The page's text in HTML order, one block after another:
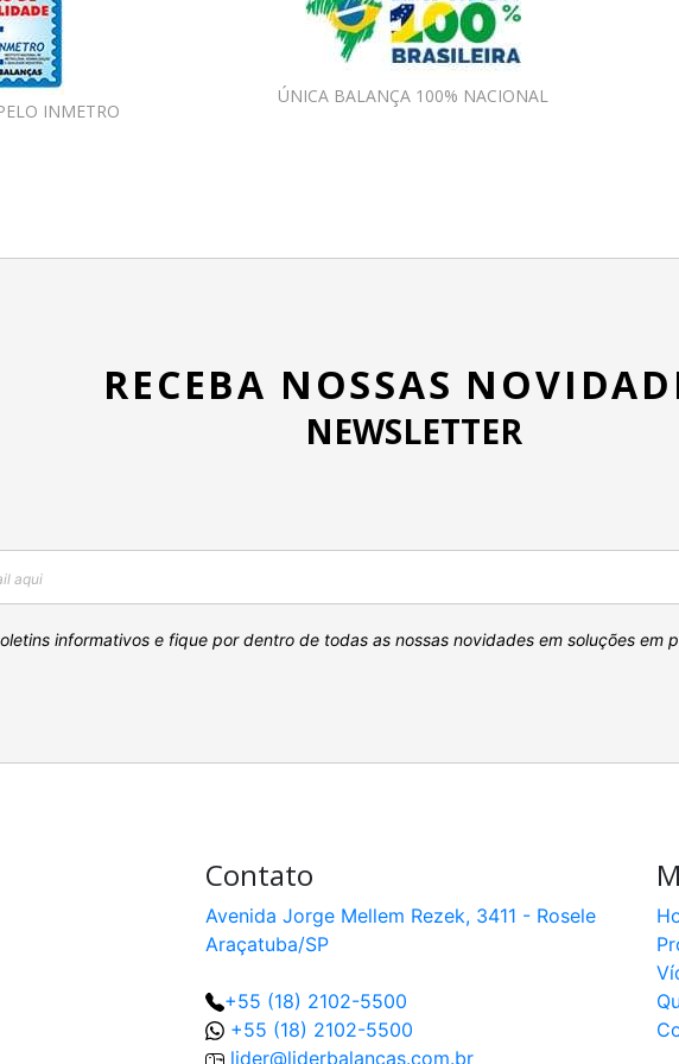
INMETRO
ÚNICA BALANÇA 100% NACIONAL
RECEBA NOSSAS
NEWSLETTER
informativos e fique por dentro de todas as nossas novidades em soluções em
Contato
Avenida Jorge Mellem Rezek, 3411 - Rosele
Araçatuba/SP
+55 (18) 2102-5500
+55 (18) 2102-5500
lider@liderbalancas.com.br